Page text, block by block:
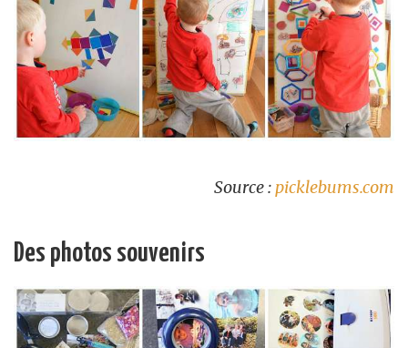
Source :picklebums.com
Des photos souvenirs